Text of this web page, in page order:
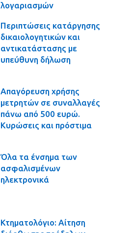
λογαριασμών
Περιπτώσεις κατάργησης
δικαιολογητικών και
αντικατάστασης με
υπεύθυνη δήλωση
Απαγόρευση χρήσης
μετρητών σε συναλλαγές
πάνω από 500 ευρώ.
Κυρώσεις και πρόστιμα
Όλα τα ένσημα των
ασφαλισμένων
ηλεκτρονικά
Κτηματολόγιο: Αίτηση